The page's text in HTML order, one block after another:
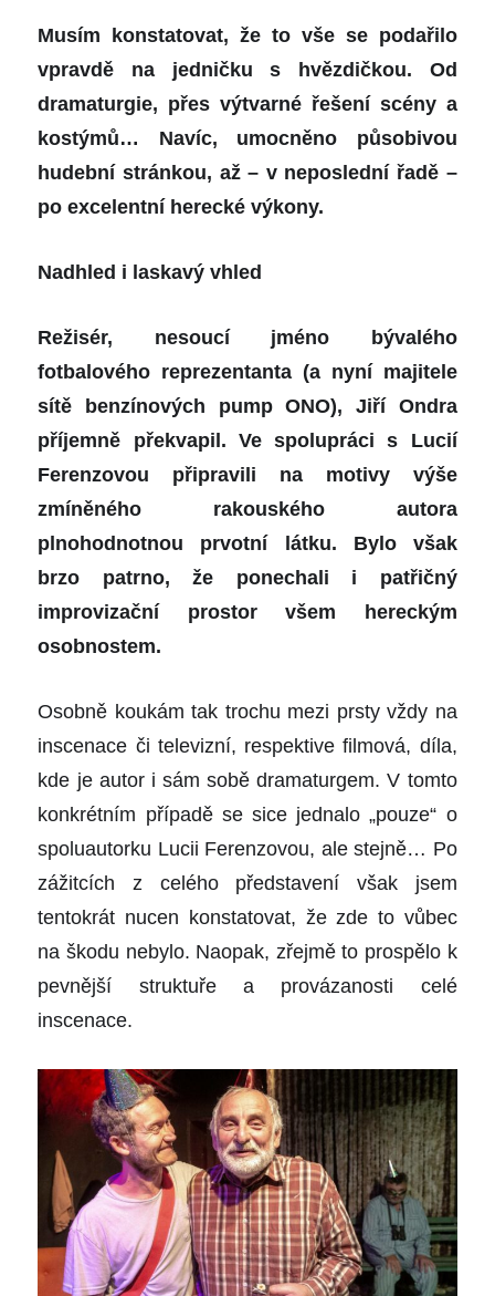
Musím konstatovat, že to vše se podařilo
vpravdě na jedničku s hvězdičkou. Od
dramaturgie, přes výtvarné řešení scény a
kostýmů… Navíc, umocněno působivou
hudební stránkou, až – v neposlední řadě –
po excelentní herecké výkony.
Nadhled i laskavý vhled
Režisér, nesoucí jméno bývalého
fotbalového reprezentanta (a nyní majitele
sítě benzínových pump ONO), Jiří Ondra
příjemně překvapil. Ve spolupráci s Lucií
Ferenzovou připravili na motivy výše
zmíněného rakouského autora
plnohodnotnou prvotní látku. Bylo však
brzo patrno, že ponechali i patřičný
improvizační prostor všem hereckým
osobnostem.
Osobně koukám tak trochu mezi prsty vždy na
inscenace či televizní, respektive filmová, díla,
kde je autor i sám sobě dramaturgem. V tomto
konkrétním případě se sice jednalo „pouze“ o
spoluautorku Lucii Ferenzovou, ale stejně… Po
zážitcích z celého představení však jsem
tentokrát nucen konstatovat, že zde to vůbec
na škodu nebylo. Naopak, zřejmě to prospělo k
pevnější struktuře a provázanosti celé
inscenace.